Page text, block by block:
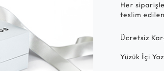
Her
teslim
Ücretsiz
Yüzük İçi